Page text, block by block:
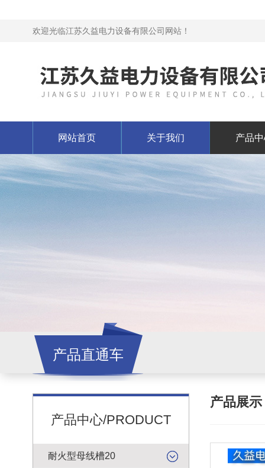
欢迎光临江苏久益电力设备有限公司网站！
网站首页 关于我们 产品
产品直通车
产品中心/PRODUCT
耐火型母线槽20
产品展示